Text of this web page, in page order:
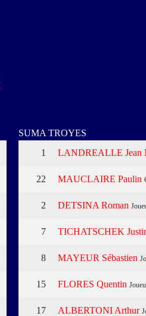
SUMA TROYES
1
LANDREALLE Jean
22 MAUCLAIRE Paulin
2 DETSINA Roman
7 TICHATSCHEK
8 MAYEUR Sébastien
15 FLORES Quentin
17 ALBERTONI Arthur